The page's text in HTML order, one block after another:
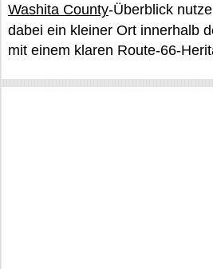
Washita County-Überblick
dabei ein kleiner Ort innerhalb
mit einem klaren Route-66-